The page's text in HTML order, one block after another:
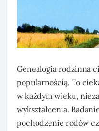
Genealogia rodzinna
popularnością. To
w każdym wieku,
wykształcenia.
pochodzenie rodów